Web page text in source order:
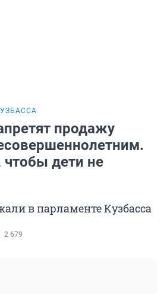
продажу
дети не
в парламенте Кузбасса
2 679